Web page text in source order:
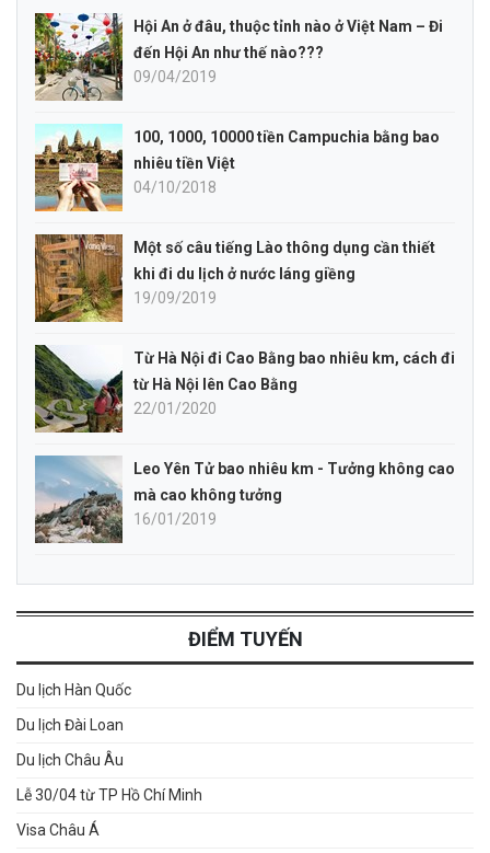
Hội An ở đâu, thuộc tỉnh nào ở Việt Nam – Đi
đến Hội An như thế nào???
09/04/2019
100, 1000, 10000 tiền Campuchia bằng bao
nhiêu tiền Việt
04/10/2018
Một số câu tiếng Lào thông dụng cần thiết
khi đi du lịch ở nước láng giềng
19/09/2019
Từ Hà Nội đi Cao Bằng bao nhiêu km, cách đi
từ Hà Nội lên Cao Bằng
22/01/2020
Leo Yên Tử bao nhiêu km - Tưởng không cao
mà cao không tưởng
16/01/2019
ĐIỂM TUYẾN
Du lịch Hàn Quốc
Du lịch Đài Loan
Du lịch Châu Âu
Lễ 30/04 từ TP Hồ Chí Minh
Visa Châu Á